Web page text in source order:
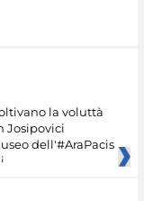
la voluttà
Josipovici
dell'#AraPacis